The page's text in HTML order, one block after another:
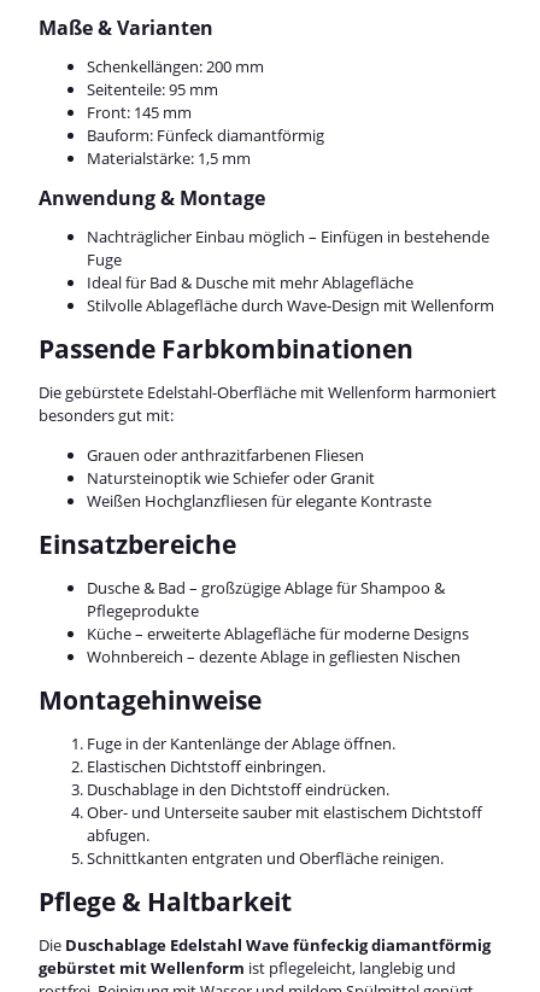
Maße & Varianten
Schenkellängen: 200 mm
Seitenteile: 95 mm
Front: 145 mm
Bauform: Fünfeck diamantförmig
Materialstärke: 1,5 mm
Anwendung & Montage
Nachträglicher Einbau möglich – Einfügen in bestehende
Fuge
Ideal für Bad & Dusche mit mehr Ablagefläche
Stilvolle Ablagefläche durch Wave-Design mit Wellenform
Passende Farbkombinationen
Die gebürstete Edelstahl-Oberfläche mit Wellenform harmoniert
besonders gut mit:
Grauen oder anthrazitfarbenen Fliesen
Natursteinoptik wie Schiefer oder Granit
Weißen Hochglanzfliesen für elegante Kontraste
Einsatzbereiche
Dusche & Bad – großzügige Ablage für Shampoo &
Pflegeprodukte
Küche – erweiterte Ablagefläche für moderne Designs
Wohnbereich – dezente Ablage in gefliesten Nischen
Montagehinweise
Fuge in der Kantenlänge der Ablage öffnen.
Elastischen Dichtstoff einbringen.
Duschablage in den Dichtstoff eindrücken.
Ober- und Unterseite sauber mit elastischem Dichtstoff
abfugen.
Schnittkanten entgraten und Oberfläche reinigen.
Pflege & Haltbarkeit
Die Duschablage Edelstahl Wave fünfeckig diamantförmig
gebürstet mit Wellenform ist pflegeleicht, langlebig und